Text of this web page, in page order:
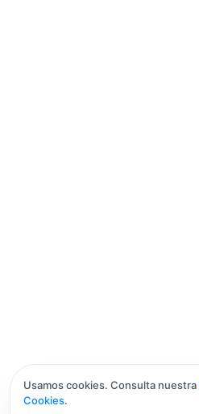
Usamos cookies. Consulta nuestra
Cookies.